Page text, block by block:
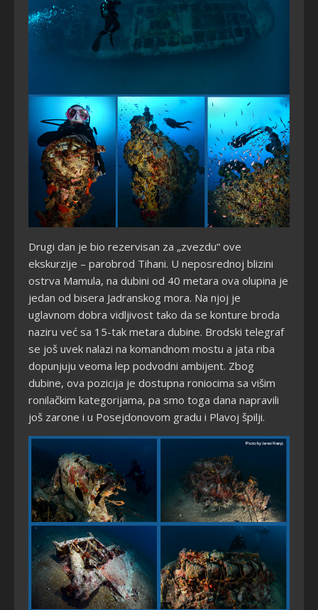
Drugi dan je bio rezervisan za „zvezdu“ ove
ekskurzije – parobrod Tihani. U neposrednoj blizini
ostrva Mamula, na dubini od 40 metara ova olupina je
jedan od bisera Jadranskog mora. Na njoj je
uglavnom dobra vidljivost tako da se konture broda
naziru već sa 15-tak metara dubine. Brodski telegraf
se još uvek nalazi na komandnom mostu a jata riba
dopunjuju veoma lep podvodni ambijent. Zbog
dubine, ova pozicija je dostupna roniocima sa višim
ronilačkim kategorijama, pa smo toga dana napravili
još zarone i u Posejdonovom gradu i Plavoj špilji.